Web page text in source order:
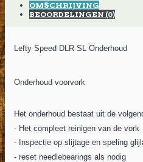
OMSCHRIJVING
BEOORDELINGEN (0)
Lefty Speed DLR SL Onderhoud
Onderhoud voorvork
Het onderhoud bestaat uit de
- Het compleet reinigen van de vork
- Inspectie op slijtage en speling
- reset needlebearings als nodig